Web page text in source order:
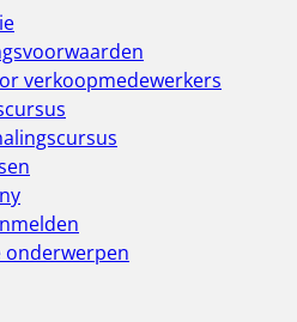
verkoopmedewerkers
onderwerpen